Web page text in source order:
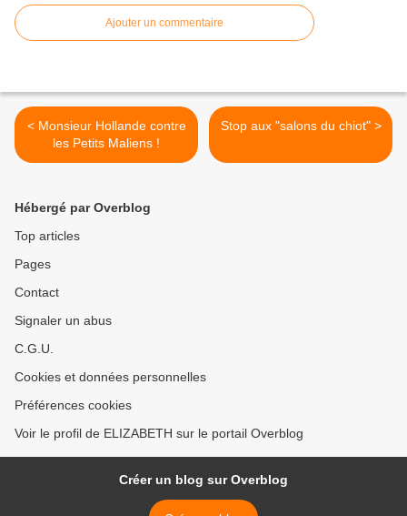
Ajouter un commentaire
< Monsieur Hollande contre
les Petits Maliens !
Stop aux "salons du chiot" >
Hébergé par Overblog
Top articles
Pages
Contact
Signaler un abus
C.G.U.
Cookies et données personnelles
Préférences cookies
Voir le profil de ELIZABETH sur le portail Overblog
Créer un blog sur Overblog